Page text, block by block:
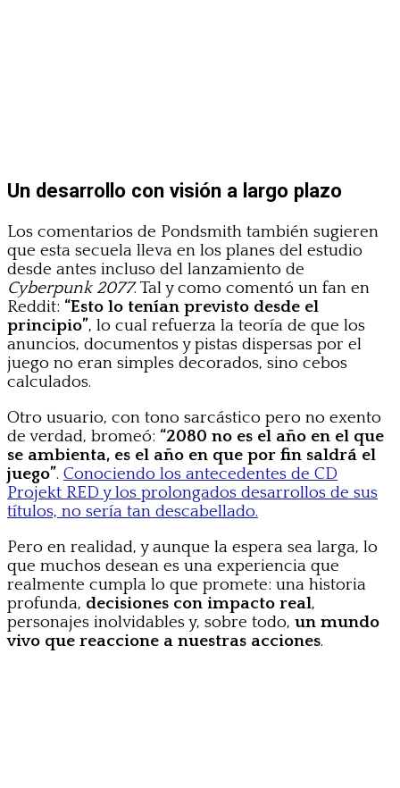
Un desarrollo con visión a largo plazo
Los comentarios de Pondsmith también sugieren
que esta secuela lleva en los planes del estudio
desde antes incluso del lanzamiento de
Cyberpunk 2077. Tal y como comentó un fan en
Reddit: “Esto lo tenían previsto desde el
principio”, lo cual refuerza la teoría de que los
anuncios, documentos y pistas dispersas por el
juego no eran simples decorados, sino cebos
calculados.
Otro usuario, con tono sarcástico pero no exento
de verdad, bromeó: “2080 no es el año en el que
se ambienta, es el año en que por fin saldrá el
juego”. Conociendo los antecedentes de CD
Projekt RED y los prolongados desarrollos de sus
títulos, no sería tan descabellado.
Pero en realidad, y aunque la espera sea larga, lo
que muchos desean es una experiencia que
realmente cumpla lo que promete: una historia
profunda, decisiones con impacto real,
personajes inolvidables y, sobre todo, un mundo
vivo que reaccione a nuestras acciones.